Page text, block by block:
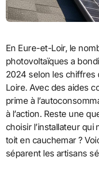
En Eure-et-Loir, le nombre de projets
photovoltaïques a
2024 selon les chiffres
Loire. Avec des aides
prime à
à l’action. Reste une
choisir l’installateur
toit en cauchemar ?
séparent les artisans